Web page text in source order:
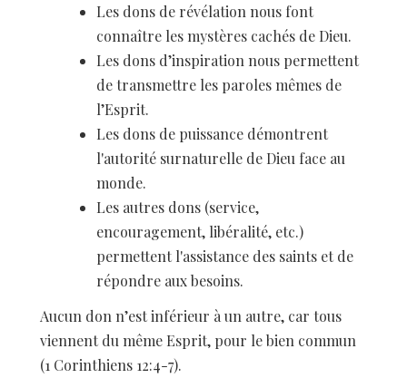
Les dons de révélation nous font
connaître les mystères cachés de Dieu.
Les dons d’inspiration nous permettent
de transmettre les paroles mêmes de
l’Esprit.
Les dons de puissance démontrent
l'autorité surnaturelle de Dieu face au
monde.
Les autres dons (service,
encouragement, libéralité, etc.)
permettent l'assistance des saints et de
répondre aux besoins.
Aucun don n’est inférieur à un autre, car tous
viennent du même Esprit, pour le bien commun
(1 Corinthiens 12:4-7).